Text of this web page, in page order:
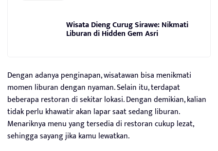
Wisata Dieng Curug Sirawe: Nikmati
Liburan di Hidden Gem Asri
Dengan adanya penginapan, wisatawan bisa menikmati
momen liburan dengan nyaman. Selain itu, terdapat
beberapa restoran di sekitar lokasi. Dengan demikian, kalian
tidak perlu khawatir akan lapar saat sedang liburan.
Menariknya menu yang tersedia di restoran cukup lezat,
sehingga sayang jika kamu lewatkan.